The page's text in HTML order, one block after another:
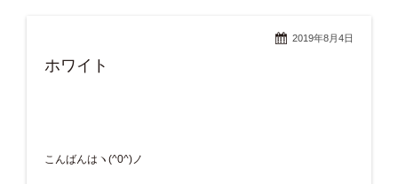
2019年8月4日
ホワイト
こんばんはヽ(^0^)ノ